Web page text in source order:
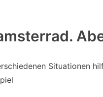
Situationen